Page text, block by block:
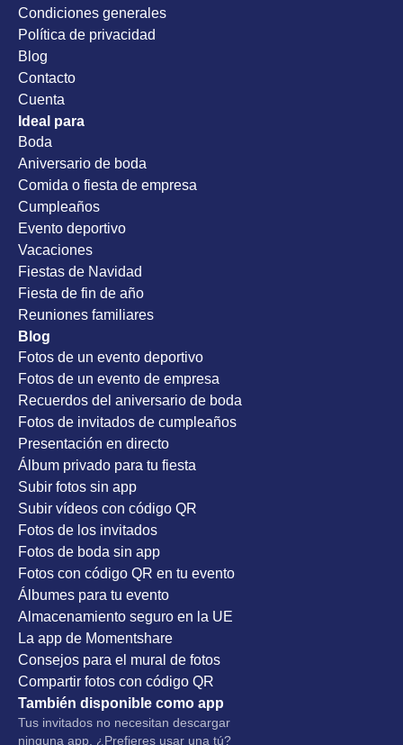
Condiciones generales
Política de privacidad
Blog
Contacto
Cuenta
Ideal para
Boda
Aniversario de boda
Comida o fiesta de empresa
Cumpleaños
Evento deportivo
Vacaciones
Fiestas de Navidad
Fiesta de fin de año
Reuniones familiares
Blog
Fotos de un evento deportivo
Fotos de un evento de empresa
Recuerdos del aniversario de boda
Fotos de invitados de cumpleaños
Presentación en directo
Álbum privado para tu fiesta
Subir fotos sin app
Subir vídeos con código QR
Fotos de los invitados
Fotos de boda sin app
Fotos con código QR en tu evento
Álbumes para tu evento
Almacenamiento seguro en la UE
La app de Momentshare
Consejos para el mural de fotos
Compartir fotos con código QR
También disponible como app
Tus invitados no necesitan descargar
ninguna app. ¿Prefieres usar una tú?